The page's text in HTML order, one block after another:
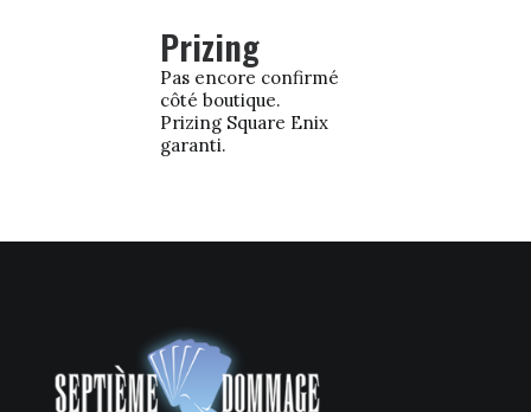
Prizing
Pas encore confirmé
côté boutique.
Prizing Square Enix
garanti.